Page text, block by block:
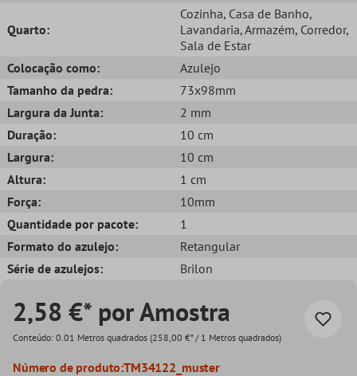
Quarto:
Cozinha, Casa de Banho,
Lavandaria, Armazém, Corredor,
Sala de Estar
Colocação como:
Azulejo
Tamanho da pedra:
73x98mm
Largura da Junta:
2 mm
Duração:
10 cm
Largura:
10 cm
Altura:
1 cm
Força:
10mm
Quantidade por pacote:
1
Formato do azulejo:
Retangular
Série de azulejos:
Brilon
2,58 €* por Amostra
Conteúdo: 0.01 Metros quadrados (258,00 €* / 1 Metros quadrados)
Número de produto:TM34122_muster